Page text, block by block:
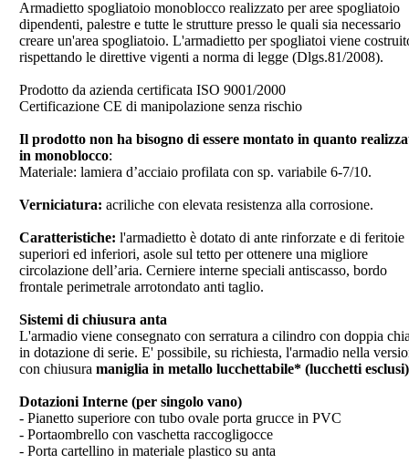
Armadietto spogliatoio monoblocco realizzato per aree spogliatoio
dipendenti, palestre e tutte le strutture presso le quali sia necessario
creare un'area spogliatoio. L'armadietto per spogliatoi viene
rispettando le direttive vigenti a norma di legge (Dlgs.81/2008).
Prodotto da azienda certificata ISO 9001/2000
Certificazione CE di manipolazione senza rischio
Il prodotto non ha bisogno di essere montato in quanto
in monoblocco:
Materiale: lamiera d’acciaio profilata con sp. variabile 6-7/10.
Verniciatura: acriliche con elevata resistenza alla corrosione.
Caratteristiche: l'armadietto è dotato di ante rinforzate e di feritoie
superiori ed inferiori, asole sul tetto per ottenere una migliore
circolazione dell’aria. Cerniere interne speciali antiscasso, bordo
frontale perimetrale arrotondato anti taglio.
Sistemi di chiusura anta
L'armadio viene consegnato con serratura a cilindro con doppia
in dotazione di serie. E' possibile, su richiesta, l'armadio nella
con chiusura maniglia in metallo lucchettabile* (lucchetti
Dotazioni Interne (per singolo vano)
- Pianetto superiore con tubo ovale porta grucce in PVC
- Portaombrello con vaschetta raccogligocce
- Porta cartellino in materiale plastico su anta